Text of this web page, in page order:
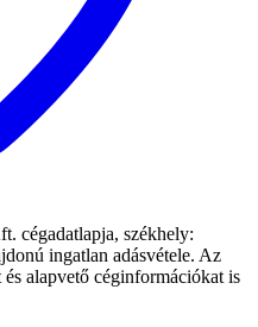
cégadatlapja, székhely:
ingatlan adásvétele. Az
alapvető céginformációkat is